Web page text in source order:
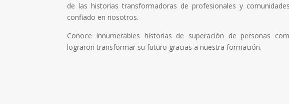
de las historias transformadoras de profesionales y
confiado en nosotros.
Conoce innumerables historias de superación de personas
lograron transformar su futuro gracias a nuestra formación.